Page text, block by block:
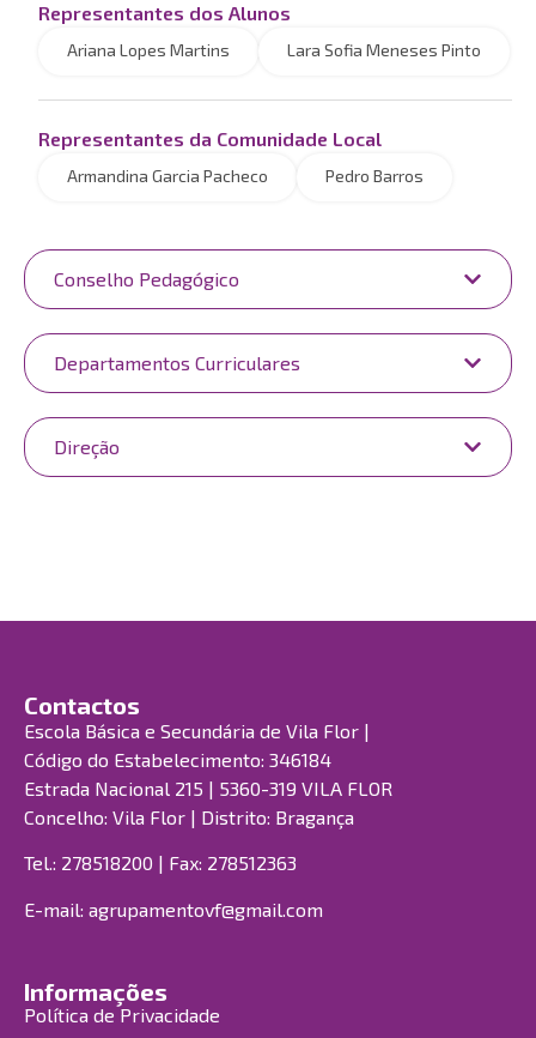
Conselho Pedagógico
Departamentos Curriculares
Direção
Representantes dos Alunos
Ariana Lopes Martins Lara Sofia Meneses Pinto
Representantes da Comunidade Local
Armandina Garcia Pacheco Pedro Barros
Contactos
Escola Básica e Secundária de Vila Flor |
Código do Estabelecimento: 346184
Estrada Nacional 215 | 5360-319 VILA FLOR
Concelho: Vila Flor | Distrito: Bragança
Tel.: 278518200 | Fax: 278512363
E-mail: agrupamentovf@gmail.com
Informações
Política de Privacidade